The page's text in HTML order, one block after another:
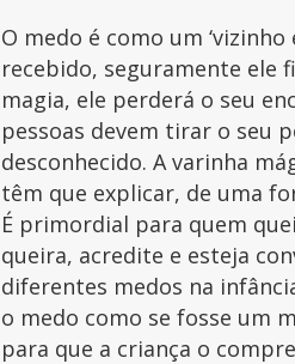
O medo é como um
recebido, seguramente ele
magia, ele perderá o seu
pessoas devem tirar o seu
desconhecido. A varinha
têm que explicar, de uma
É primordial para quem
queira, acredite e esteja
diferentes medos na
o medo como se fosse um
para que a criança o